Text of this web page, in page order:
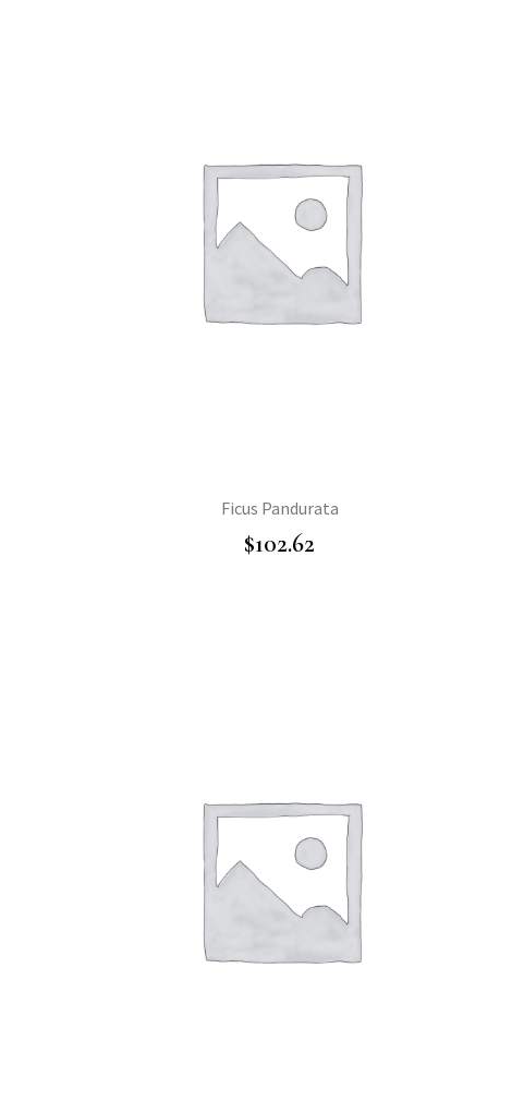
Ficus Pandurata
$102.62